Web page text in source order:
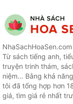
Từ sách tiếng anh,
truyện trinh thám,
niệm... Bằng khả
tôi đã tổng hợp hơn
giá, tìm giá rẻ nhất